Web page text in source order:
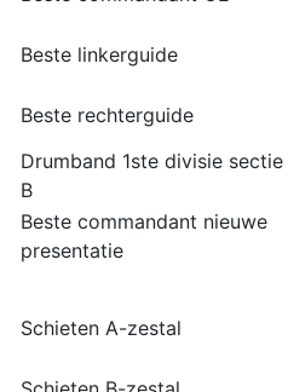
Beste linkerguide
Beste rechterguide
Drumband 1ste divisie sectie
B
Beste commandant nieuwe
presentatie
Schieten A-zestal